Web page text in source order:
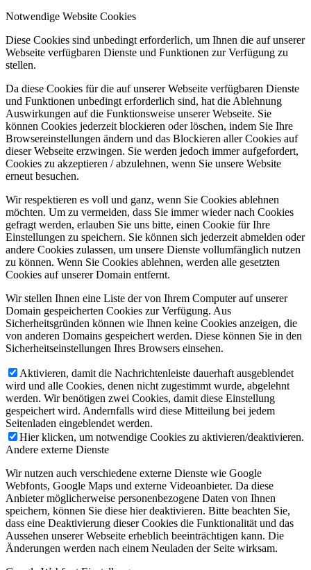
Notwendige Website Cookies
Diese Cookies sind unbedingt erforderlich, um Ihnen die auf unserer
Webseite verfügbaren Dienste und Funktionen zur Verfügung zu
stellen.
Da diese Cookies für die auf unserer Webseite verfügbaren Dienste
und Funktionen unbedingt erforderlich sind, hat die Ablehnung
Auswirkungen auf die Funktionsweise unserer Webseite. Sie
können Cookies jederzeit blockieren oder löschen, indem Sie Ihre
Browsereinstellungen ändern und das Blockieren aller Cookies auf
dieser Webseite erzwingen. Sie werden jedoch immer aufgefordert,
Cookies zu akzeptieren / abzulehnen, wenn Sie unsere Website
erneut besuchen.
Wir respektieren es voll und ganz, wenn Sie Cookies ablehnen
möchten. Um zu vermeiden, dass Sie immer wieder nach Cookies
gefragt werden, erlauben Sie uns bitte, einen Cookie für Ihre
Einstellungen zu speichern. Sie können sich jederzeit abmelden oder
andere Cookies zulassen, um unsere Dienste vollumfänglich nutzen
zu können. Wenn Sie Cookies ablehnen, werden alle gesetzten
Cookies auf unserer Domain entfernt.
Wir stellen Ihnen eine Liste der von Ihrem Computer auf unserer
Domain gespeicherten Cookies zur Verfügung. Aus
Sicherheitsgründen können wie Ihnen keine Cookies anzeigen, die
von anderen Domains gespeichert werden. Diese können Sie in den
Sicherheitseinstellungen Ihres Browsers einsehen.
Aktivieren, damit die Nachrichtenleiste dauerhaft ausgeblendet
wird und alle Cookies, denen nicht zugestimmt wurde, abgelehnt
werden. Wir benötigen zwei Cookies, damit diese Einstellung
gespeichert wird. Andernfalls wird diese Mitteilung bei jedem
Seitenladen eingeblendet werden.
Hier klicken, um notwendige Cookies zu aktivieren/deaktivieren.
Andere externe Dienste
Wir nutzen auch verschiedene externe Dienste wie Google
Webfonts, Google Maps und externe Videoanbieter. Da diese
Anbieter möglicherweise personenbezogene Daten von Ihnen
speichern, können Sie diese hier deaktivieren. Bitte beachten Sie,
dass eine Deaktivierung dieser Cookies die Funktionalität und das
Aussehen unserer Webseite erheblich beeinträchtigen kann. Die
Änderungen werden nach einem Neuladen der Seite wirksam.